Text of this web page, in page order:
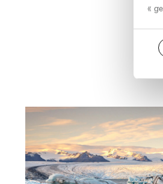
«
© LMspencer - stock.adobe